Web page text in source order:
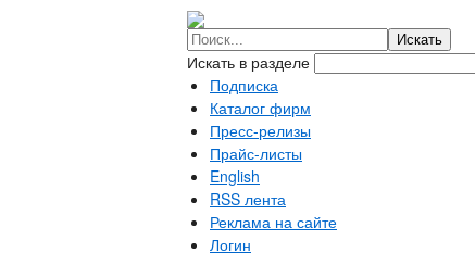
Искать в разделе
Подписка
Каталог фирм
Пресс-релизы
Прайс-листы
English
RSS лента
Реклама на сайте
Логин